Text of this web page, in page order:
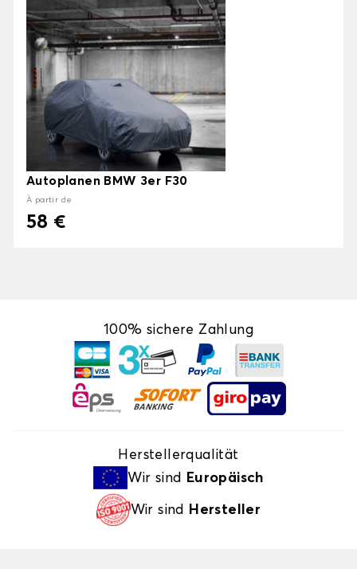
Autoplanen BMW 3er F30
À partir de
58 €
100% sichere Zahlung
Herstellerqualität
Wir sind
Europäisch
Wir sind Hersteller